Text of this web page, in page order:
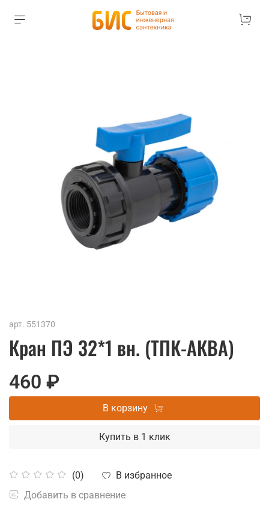
арт. 551370
Кран ПЭ 32*1 вн. (ТПК-АКВА)
(0)
В избранное
Добавить в сравнение
460 ₽
В корзину
Купить в 1 клик